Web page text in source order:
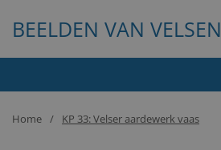
BEELDEN VAN VELSEN
Home KP 33: Velser aardewerk vaas